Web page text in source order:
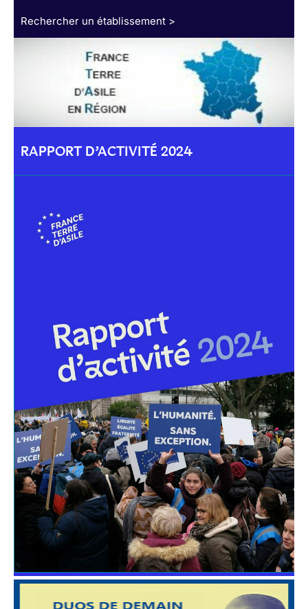
Rechercher un établissement >
RAPPORT D’ACTIVITÉ 2024